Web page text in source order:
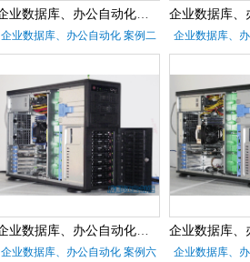
企业数据库、办公自动化 案例二 企业数据库、
企业数据库、办公自动化 案例六 企业数据库、